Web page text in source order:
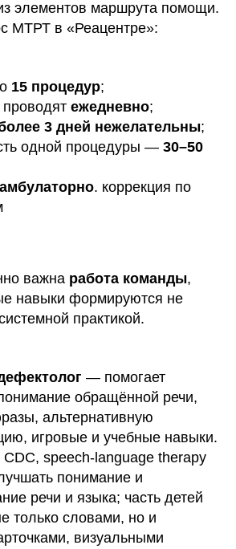
элементов маршрута помощи.
МТРТ в «Реацентре»:
15 процедур;
ежедневно;
3 дней нежелательны;
одной процедуры — 30–50
амбулаторно. коррекция по
важна работа команды,
навыки формируются не
практикой.
— помогает
обращённой речи,
альтернативную
игровые и учебные навыки.
speech-language therapy
понимание и
речи и языка; часть детей
только словами, но и
визуальными